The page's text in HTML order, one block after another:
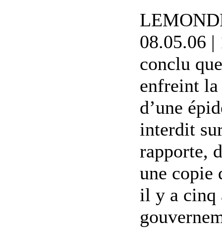
08.05.06 |
conclu
enfreint
d’une
interdit
rapporte,
une copie
il y a cinq